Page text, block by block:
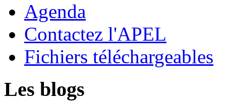
Agenda
Contactez l'APEL
Fichiers téléchargeables
Les blogs